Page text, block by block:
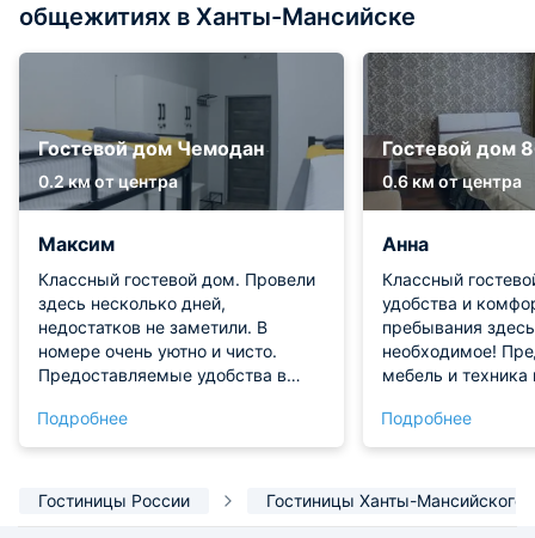
общежитиях в Ханты-Мансийске
Гостевой дом Чемодан
0.2 км от центра
Максим
Классный гостевой дом. Провели
здесь несколько дней,
недостатков не заметили. В
номере очень уютно и чисто.
Предоставляемые удобства в
удобная. Всё понравилось, будем
рекомендовать!
Подробнее
Гостевой дом
0.6 км от центра
Анна
Классный
удобства и
пребывания
необходимое!
мебель и
проживании мы
Подробнее
Гостиницы России Гостиницы Ханты-Мансийского